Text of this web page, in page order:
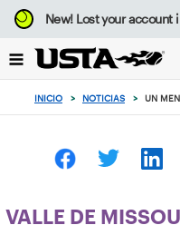
Enfoque
desde
botón
volver
principio
New!Lost your account
INICIO > NOTICIAS > UN
VALLE DE